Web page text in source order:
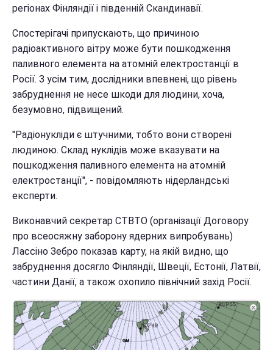
регіонах Фінляндії і південній Скандинавії.
Спостерігачі припускають, що причиною
радіоактивного вітру може бути пошкодження
паливного елемента на атомній електростанції в
Росії. З усім тим, дослідники впевнені, що рівень
забруднення не несе шкоди для людини, хоча,
безумовно, підвищений.
"Радіонукліди є штучними, тобто вони створені
людиною. Склад нуклідів може вказувати на
пошкодження паливного елемента на атомній
електростанції", - повідомляють нідерландські
експерти.
Виконавчий секретар CTBTO (організації Договору
про всеосяжну заборону ядерних випробувань)
Лассіно Зебро показав карту, на якій видно, що
забруднення досягло Фінляндії, Швеції, Естонії, Латвії,
частини Данії, а також охопило північний захід Росії.